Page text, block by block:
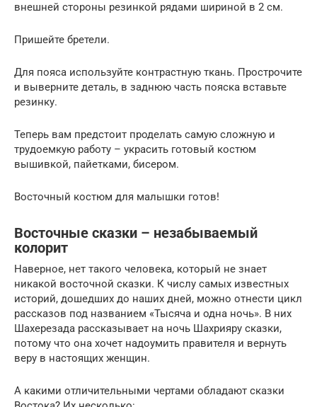
внешней стороны резинкой рядами шириной в 2 см.
Пришейте бретели.
Для пояса используйте контрастную ткань. Прострочите
и выверните деталь, в заднюю часть пояска вставьте
резинку.
Теперь вам предстоит проделать самую сложную и
трудоемкую работу – украсить готовый костюм
вышивкой, пайетками, бисером.
Восточный костюм для малышки готов!
Восточные сказки – незабываемый
колорит
Наверное, нет такого человека, который не знает
никакой восточной сказки. К числу самых известных
историй, дошедших до наших дней, можно отнести цикл
рассказов под названием «Тысяча и одна ночь». В них
Шахерезада рассказывает на ночь Шахрияру сказки,
потому что она хочет надоумить правителя и вернуть
веру в настоящих женщин.
А какими отличительными чертами обладают сказки